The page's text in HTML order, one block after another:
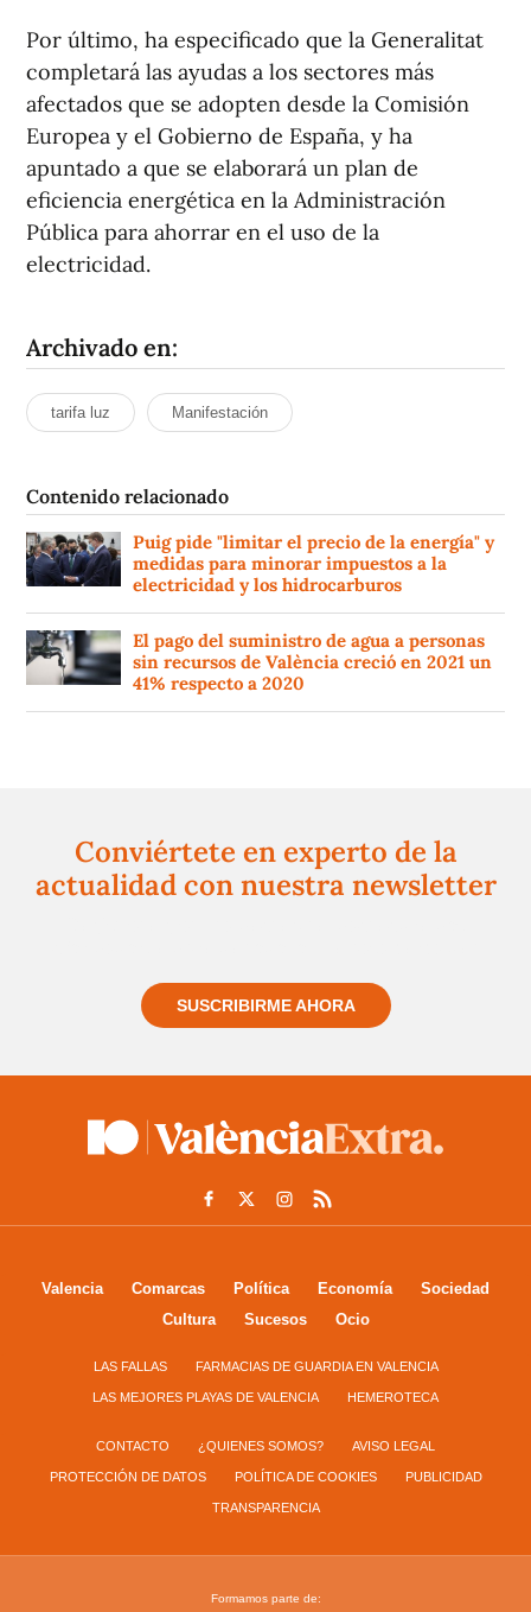
Por último, ha especificado que la Generalitat
completará las ayudas a los sectores más
afectados que se adopten desde la Comisión
Europea y el Gobierno de España, y ha
apuntado a que se elaborará un plan de
eficiencia energética en la Administración
Pública para ahorrar en el uso de la
electricidad.
Archivado en:
tarifa luz Manifestación
Contenido relacionado
Puig pide "limitar el precio de la energía" y
medidas para minorar impuestos a la
electricidad y los hidrocarburos
El pago del suministro de agua a personas
sin recursos de València creció en 2021 un
41% respecto a 2020
Conviértete en experto de la
actualidad con nuestra newsletter
SUSCRIBIRME AHORA
Valencia Comarcas Política Economía
Sociedad
Cultura
Sucesos Ocio
LAS FALLAS FARMACIAS DE GUARDIA EN VALENCIA
LAS MEJORES PLAYAS DE VALENCIA HEMEROTECA
CONTACTO ¿QUIENES SOMOS? AVISO LEGAL
PROTECCIÓN DE DATOS POLÍTICA DE COOKIES PUBLICIDAD
TRANSPARENCIA
Formamos parte de: